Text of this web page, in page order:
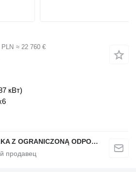
≈ 22 760 €
кВт)
POLBUD POLAK SPÓŁKA Z OGRANICZONĄ ODPOWIEDZIALNOŚCIĄ